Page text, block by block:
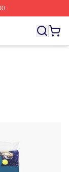
Carlos